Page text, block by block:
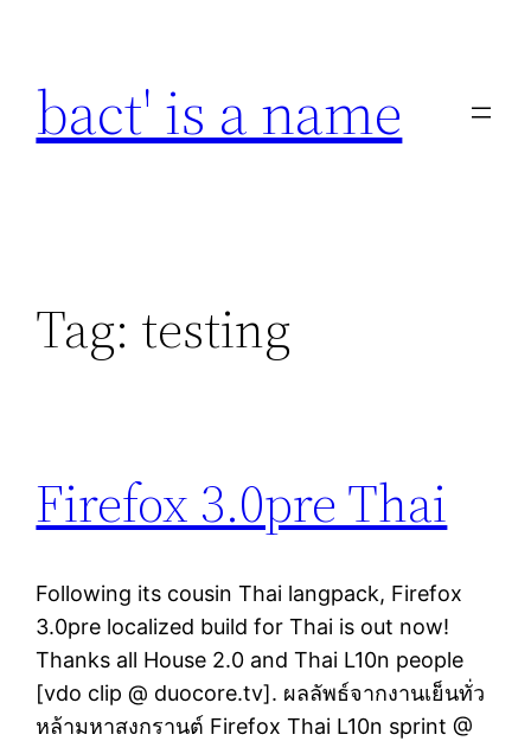
content
bact' is a name
Tag: testing
Firefox 3.0pre Thai
Following its cousin Thai langpack, Firefox
3.0pre localized build for Thai is out now!
Thanks all House 2.0 and Thai L10n people
[vdo clip @ duocore.tv]. ผลลัพธ์จากงานเย็นทั่ว
หล้ามหาสงกรานต์ Firefox Thai L10n sprint @